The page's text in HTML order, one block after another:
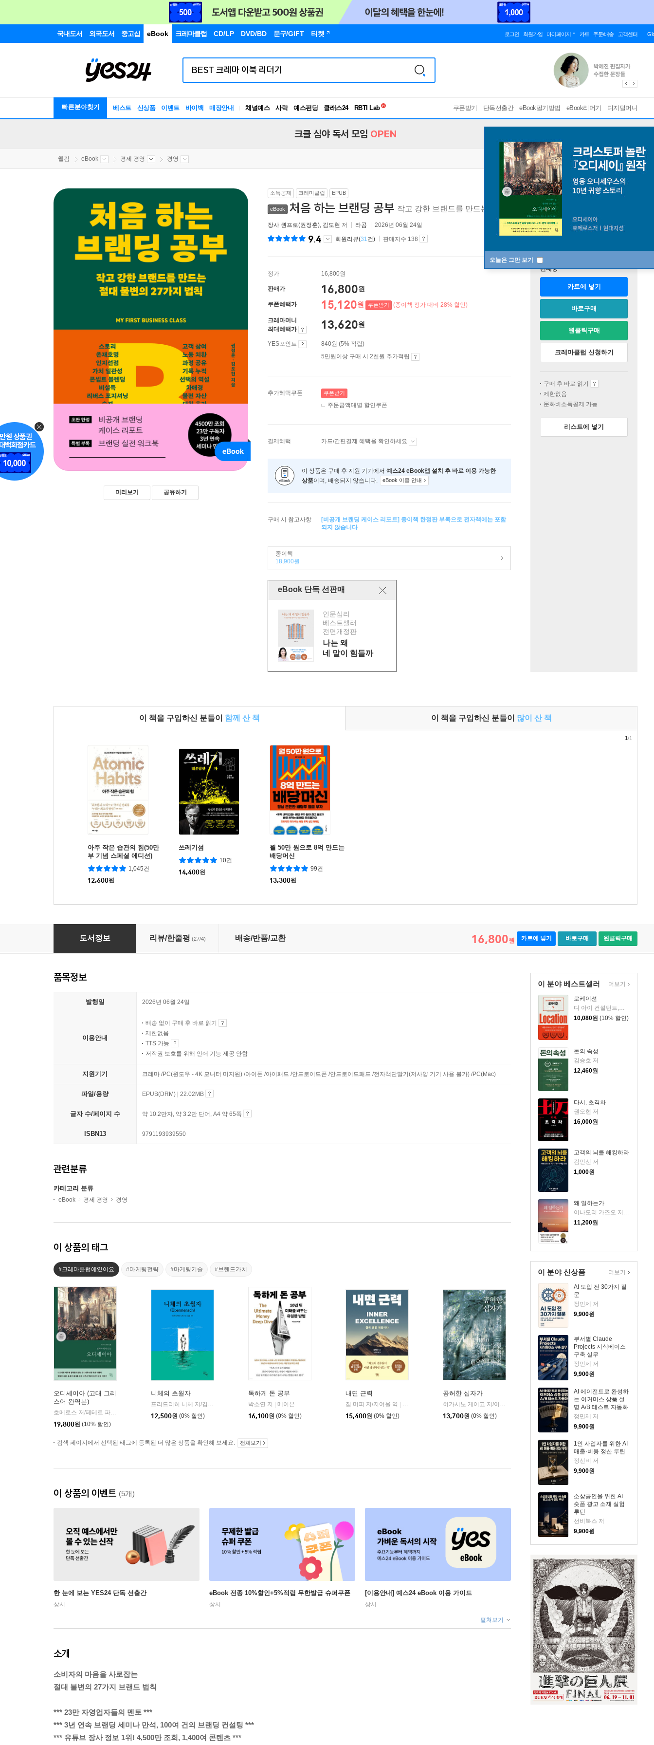
국내도서 외국도서 중고샵 eBook 크레마클럽 CD/LP DVD/BD 문구/GIFT 티켓 로그인 회원가입 마이페이지 카트 주문/배송 고객센터
빠른분야찾기 베스트 신상품 이벤트 바이백 매장안내 채널예스 사락 예스펀딩 클래스24
RBTI Lab
독서유형검사
쿠폰받기 단독선출간 eBook필기방법 eBook리더기 디지털머니
오늘은 그만 보기
크클 심야 독서 모임 OPEN
웰컴 eBook 경제 경영 경영
미리보기 공유하기
소득공제 크레마클럽 EPUB
eBook 처음 하는 브랜딩 공부 작고 강한 브랜드를 만드는 절대 불변의 27가지 법칙
장사 권프로(권정훈), 김도현 저 라곰 2026년 06월 24일
9.4 회원리뷰(31건) 판매지수 138
정가 16,800원
판매가 16,800원
쿠폰혜택가 15,120원 쿠폰받기 (종이책 정가 대비 28% 할인)
크레마머니
최대혜택가
13,620원
YES포인트
840원 (5% 적립)
5만원이상 구매 시 2천원 추가적립
추가혜택쿠폰 쿠폰받기
주문금액대별 할인쿠폰
결제혜택 카드/간편결제 혜택을 확인하세요
이 상품은 구매 후 지원 기기에서 예스24 eBook앱 설치 후 바로 이용 가능한
상품이며, 배송되지 않습니다. eBook 이용 안내
구매 시 참고사항
[비공개 브랜딩 케이스 리포트] 종이책 한정판 부록으로 전자책에는 포함
되지 않습니다
종이책
18,900원
eBook 단독 선판매
인문심리
베스트셀러
전면개정판
나는 왜
네 말이 힘들까
판매중
카트에 넣기
바로구매
원클릭구매
크레마클럽 신청하기
구매 후 바로 읽기
제한없음
문화비소득공제 가능
리스트에 넣기
이 책을 구입하신 분들이 함께 산 책 이 책을 구입하신 분들이 많이 산 책
아주 작은 습관의 힘(50만
부 기념 스페셜 에디션)
1,045건
12,600원
쓰레기섬
10건
14,400원
월 50만 원으로 8억 만드는
배당머신
99건
13,300원
1/1
처음 하는 브랜딩 공부
도서정보 리뷰/한줄평 (27/4) 배송/반품/교환 16,800원 카트에 넣기 바로구매 원클릭구매
이 분야 베스트셀러
로케이션
10,080원 (10% 할인)
돈의 속성
김승호 저
12,460원
다시, 초격차
권오현 저
16,000원
고객의 뇌를 해킹하라
김민선 저
1,000원
왜 일하는가
이나모리 가즈오 저/김윤경 역
11,200원
더보기
이 분야 신상품
AI 도입 전 30가지 질
문
정민제 저
9,900원
부서별 Claude
Projects 지식베이스
구축 실무
정민제 저
9,900원
AI 에이전트로 완성하
는 이커머스 상품 설
명 A/B 테스트 자동화
정민제 저
9,900원
1인 사업자를 위한 AI
매출·비용 정산 루틴
정선비 저
9,900원
소상공인을 위한 AI
숏폼 광고 소재 실험
루틴
선비북스 저
9,900원
더보기
품목정보
발행일 2026년 06월 24일
이용안내
배송 없이 구매 후 바로 읽기
제한없음
TTS 가능
저작권 보호를 위해 인쇄 기능 제공 안함
지원기기 크레마 /PC(윈도우 - 4K 모니터 미지원) /아이폰 /아이패드 /안드로이드폰 /안드로이드패드 /전자책단말기(저사양 기기 사용 불가) /PC(Mac)
파일/용량 EPUB(DRM) | 22.02MB
글자 수/페이지 수 약 10.2만자, 약 3.2만 단어, A4 약 65쪽
ISBN13 9791193939550
관련분류
카테고리 분류
eBook 경제 경영 경영
이 상품의 태그
#크레마클럽에있어요 #마케팅전략 #마케팅기술 #브랜드가치
오디세이아 (고대 그리
스어 완역본)
| 현대지성
19,800원 (10% 할인)
니체의 초월자
12,500원 (0% 할인)
독하게 돈 공부
박소연 저 | 메이븐
16,100원 (0% 할인)
내면 근력
짐 머피 저/지여울 역 |
15,400원 (0% 할인)
공허한 십자가
자음과모음
13,700원 (0% 할인)
검색 페이지에서 선택된 태그에 등록된 더 많은 상품을 확인해 보세요. 전체보기
이 상품의 이벤트 (5개)
한 눈에 보는 YES24 단독 선출간
상시
eBook 전종 10%할인+5%적립 무한발급 슈퍼쿠폰
상시
[이용안내] 예스24 eBook 이용 가이드
상시
펼쳐보기
소개
소비자의 마음을 사로잡는
절대 불변의 27가지 브랜드 법칙
*** 23만 자영업자들의 멘토 ***
*** 3년 연속 브랜딩 세미나 만석, 100여 건의 브랜딩 컨설팅 ***
*** 유튜브 장사 정보 1위! 4,500만 조회, 1,400여 콘텐츠 ***